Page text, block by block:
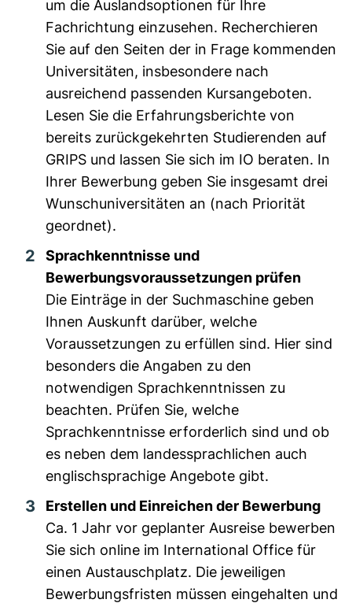
um die Auslandsoptionen für Ihre
Fachrichtung einzusehen. Recherchieren
Sie auf den Seiten der in Frage kommenden
Universitäten, insbesondere nach
ausreichend passenden Kursangeboten.
Lesen Sie die Erfahrungsberichte von
bereits zurückgekehrten Studierenden auf
GRIPS und lassen Sie sich im IO beraten. In
Ihrer Bewerbung geben Sie insgesamt drei
Wunschuniversitäten an (nach Priorität
geordnet).
Sprachkenntnisse und
Bewerbungsvoraussetzungen prüfen
Die Einträge in der Suchmaschine geben
Ihnen Auskunft darüber, welche
Voraussetzungen zu erfüllen sind. Hier sind
besonders die Angaben zu den
notwendigen Sprachkenntnissen zu
beachten. Prüfen Sie, welche
Sprachkenntnisse erforderlich sind und ob
es neben dem landessprachlichen auch
englischsprachige Angebote gibt.
Erstellen und Einreichen der Bewerbung
Ca. 1 Jahr vor geplanter Ausreise bewerben
Sie sich online im International Office für
einen Austauschplatz. Die jeweiligen
Bewerbungsfristen müssen eingehalten und